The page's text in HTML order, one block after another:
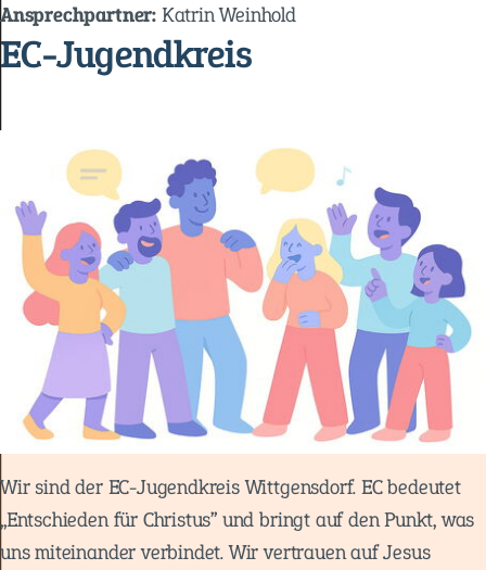
Ansprechpartner:Katrin Weinhold
EC-Jugendkreis
Wir sind der EC-Jugendkreis Wittgensdorf. EC bedeutet
„Entschieden für Christus” und bringt auf den Punkt, was
uns miteinander verbindet. Wir vertrauen auf Jesus